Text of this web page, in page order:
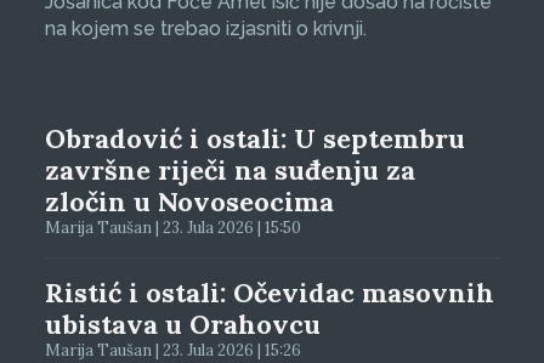
na kojem se trebao izjasniti o krivnji.
Obradović i ostali: U septembru
završne riječi na suđenju za
zločin u Novoseocima
Marija Taušan | 23. Jula 2026 | 15:50
Ristić i ostali: Očevidac masovnih
ubistava u Orahovcu
Marija Taušan | 23. Jula 2026 | 15:26